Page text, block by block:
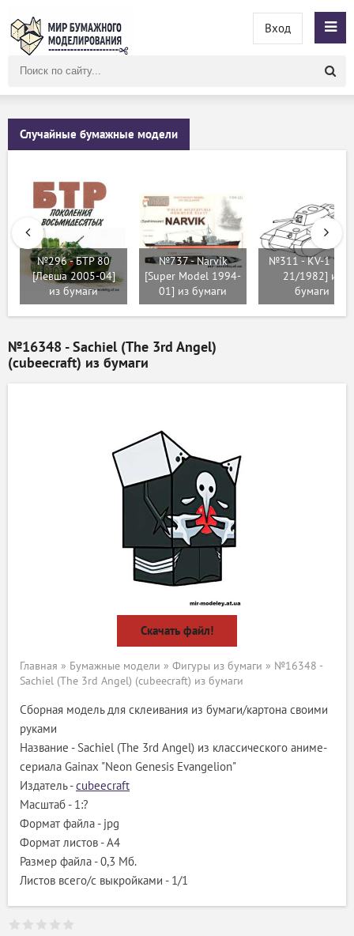
сайту
Вход
Случайные бумажные модели
№296 - БТР 80
[Левша 2005-04]
из бумаги
№737 - Narvik
[Super Model 1994-
01] из бумаги
№311 - KV-1
21/1982] из
бумаги
№16348 - Sachiel (The 3rd Angel)
(cubeecraft) из бумаги
Скачать файл!
Главная » Бумажные модели » Фигуры из бумаги » №16348 -
Sachiel (The 3rd Angel) (cubeecraft) из бумаги
Сборная модель для склеивания из бумаги/картона своими
руками
Название - Sachiel (The 3rd Angel) из классического аниме-
сериала Gainax "Neon Genesis Evangelion"
Издатель -cubeecraft
Масштаб - 1:?
Формат файла - jpg
Формат листов - A4
Размер файла - 0,3 Мб.
Листов всего/с выкройками - 1/1